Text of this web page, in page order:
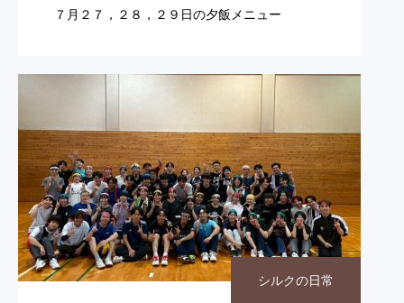
７月２７，２８，２９日の夕飯メニュー
シルクの日常